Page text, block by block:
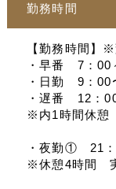
勤務時間
【勤務時間】
・早番 7：00
・日勤 9：00
・遅番 12：
※内1時間休憩
・夜勤① 21：
※休憩4時間